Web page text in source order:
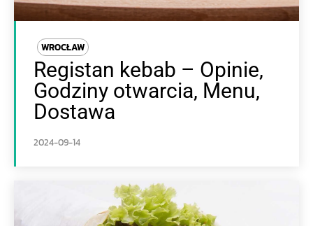
WROCŁAW
Registan kebab – Opinie,
Godziny otwarcia, Menu,
Dostawa
2024-09-14